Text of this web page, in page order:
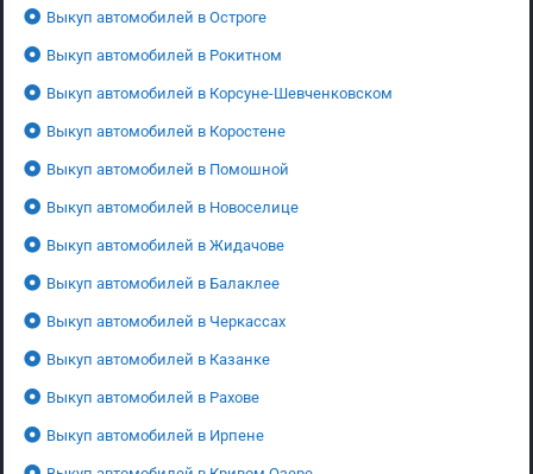
Выкуп автомобилей в Остроге
Выкуп автомобилей в Рокитном
Выкуп автомобилей в Корсуне-Шевченковском
Выкуп автомобилей в Коростене
Выкуп автомобилей в Помошной
Выкуп автомобилей в Новоселице
Выкуп автомобилей в Жидачове
Выкуп автомобилей в Балаклее
Выкуп автомобилей в Черкассах
Выкуп автомобилей в Казанке
Выкуп автомобилей в Рахове
Выкуп автомобилей в Ирпене